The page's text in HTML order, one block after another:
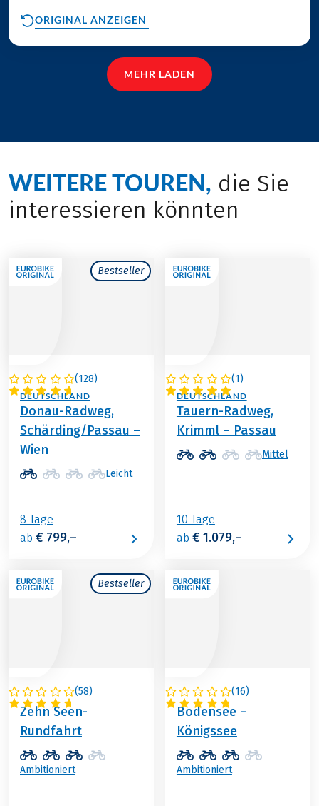
ORIGINAL ANZEIGEN
MEHR LADEN
WEITERE TOUREN, die Sie
interessieren könnten
Bestseller
(128)
ÖSTERREICH /
DEUTSCHLAND
Donau-Radweg,
Schärding/Passau –
Wien
Leicht
8 Tage
ab € 799,–
(1)
ÖSTERREICH /
DEUTSCHLAND
Tauern-Radweg,
Krimml – Passau
Mittel
10 Tage
ab € 1.079,–
Bestseller
(58)
ÖSTERREICH
Zehn Seen-
Rundfahrt
Ambitioniert
(16)
DEUTSCHLAND
Bodensee –
Königssee
Ambitioniert